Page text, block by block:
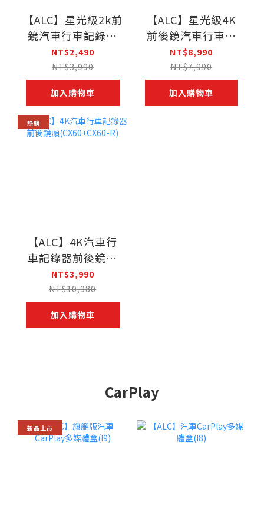
【ALC】星光級2k前
鏡汽車行車記錄器
(CX10)
NT$2,490
NT$3,990
加入購物車
【ALC】星光級4K
前後鏡汽車行車記
錄器
(CX20+CX20R)
NT$8,990
NT$7,990
加入購物車
熱銷
【ALC】4K汽車行
車記錄器前後鏡頭
(CX60+CX60-R)
NT$3,990
NT$10,980
加入購物車
CarPlay
新品上市